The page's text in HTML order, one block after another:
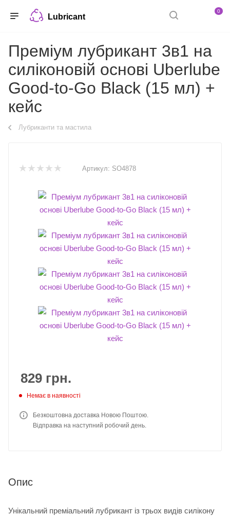
Lubricant
0
Преміум лубрикант 3в1 на
силіконовій основі Uberlube
Good-to-Go Black (15 мл) +
кейс
Лубриканти та мастила
Артикул: SO4878
829 грн.
Немає в наявності
Безкоштовна доставка Новою Поштою.
Відправка на наступний робочий день.
Опис
Унікальний преміальний лубрикант із трьох видів силікону